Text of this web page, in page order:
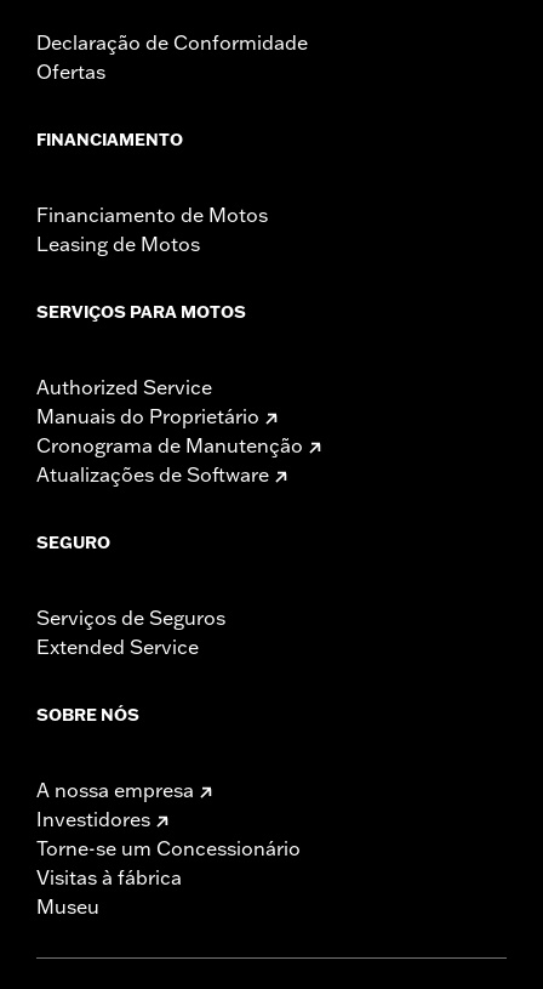
Declaração de Conformidade
Ofertas
FINANCIAMENTO
Financiamento de Motos
Leasing de Motos
SERVIÇOS PARA MOTOS
Authorized Service
Manuais do Proprietário
Cronograma de Manutenção
Atualizações de Software
SEGURO
Serviços de Seguros
Extended Service
SOBRE NÓS
A nossa empresa
Investidores
Torne-se um Concessionário
Visitas à fábrica
Museu